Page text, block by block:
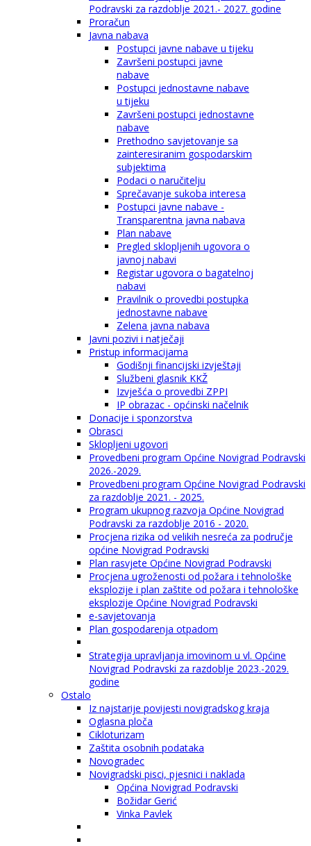
Podravski za razdoblje 2021.- 2027. godine
Proračun
Javna nabava
Postupci javne nabave u tijeku
Završeni postupci javne
nabave
Postupci jednostavne nabave
u tijeku
Završeni postupci jednostavne
nabave
Prethodno savjetovanje sa
zainteresiranim gospodarskim
subjektima
Podaci o naručitelju
Sprečavanje sukoba interesa
Postupci javne nabave -
Transparentna javna nabava
Plan nabave
Pregled sklopljenih ugovora o
javnoj nabavi
Registar ugovora o bagatelnoj
nabavi
Pravilnik o provedbi postupka
jednostavne nabave
Zelena javna nabava
Javni pozivi i natječaji
Pristup informacijama
Godišnji financijski izvještaji
Službeni glasnik KKŽ
Izvješća o provedbi ZPPI
IP obrazac - općinski načelnik
Donacije i sponzorstva
Obrasci
Sklopljeni ugovori
Provedbeni program Općine Novigrad Podravski
2026.-2029.
Provedbeni program Općine Novigrad Podravski
za razdoblje 2021. - 2025.
Program ukupnog razvoja Općine Novigrad
Podravski za razdoblje 2016 - 2020.
Procjena rizika od velikih nesreća za područje
općine Novigrad Podravski
Plan rasvjete Općine Novigrad Podravski
Procjena ugroženosti od požara i tehnološke
eksplozije i plan zaštite od požara i tehnološke
eksplozije Općine Novigrad Podravski
e-savjetovanja
Plan gospodarenja otpadom
Strategija upravljanja imovinom u vl. Općine
Novigrad Podravski za razdoblje 2023.-2029.
godine
Ostalo
Iz najstarije povijesti novigradskog kraja
Oglasna ploča
Cikloturizam
Zaštita osobnih podataka
Novogradec
Novigradski pisci, pjesnici i naklada
Općina Novigrad Podravski
Božidar Gerić
Vinka Pavlek